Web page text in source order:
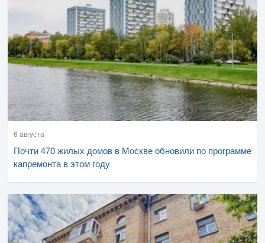
6 августа
Почти 470 жилых домов в Москве обновили по программе
капремонта в этом году